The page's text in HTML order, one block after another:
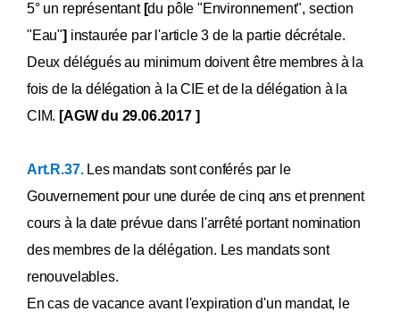
5° un représentant [du pôle "Environnement", section
"Eau"] instaurée par l'article 3 de la partie décrétale.
Deux délégués au minimum doivent être membres à la
fois de la délégation à la CIE et de la délégation à la
CIM. [AGW du 29.06.2017 ]
Art.R.37. Les mandats sont conférés par le
Gouvernement pour une durée de cinq ans et prennent
cours à la date prévue dans l'arrêté portant nomination
des membres de la délégation. Les mandats sont
renouvelables.
En cas de vacance avant l'expiration d'un mandat, le